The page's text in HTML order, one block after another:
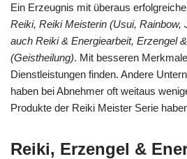
Ein Erzeugnis mit überaus
Reiki, Reiki Meisterin (Usui, Rainbow,
auch Reiki & Energiearbeit, Erzengel
(Geistheilung). Mit besseren
Dienstleistungen finden. Andere
haben bei Abnehmer oft weitaus
Produkte der Reiki Meister Serie
Reiki, Erzengel &